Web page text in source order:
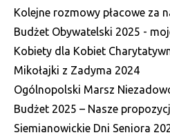
Kolejne rozmowy płacowe za
Budżet Obywatelski 2025 -
Kobiety dla Kobiet
Mikołajki z Zadyma 2024
Ogólnopolski Marsz
Budżet 2025 – Nasze
Siemianowickie Dni Seniora